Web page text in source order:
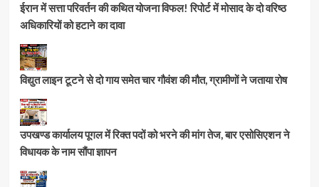
ईरान में सत्ता परिवर्तन की कथित योजना विफल! रिपोर्ट में मोसाद के दो वरिष्ठ
अधिकारियों को हटाने का दावा
विद्युत लाइन टूटने से दो गाय समेत चार गौवंश की मौत, ग्रामीणों ने जताया रोष
उपखण्ड कार्यालय पूगल में रिक्त पदों को भरने की मांग तेज, बार एसोसिएशन ने
विधायक के नाम सौंपा ज्ञापन